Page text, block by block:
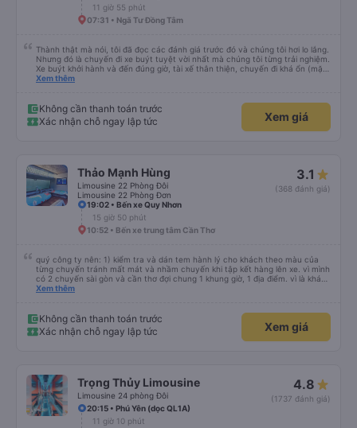
11 giờ 55 phút
07:31 • Ngã Tư Đồng Tâm
Thành thật mà nói, tôi đã đọc các đánh giá trước đó và chúng tôi hơi lo lắng.
Nhưng đó là chuyến đi xe buýt tuyệt vời nhất mà chúng tôi từng trải nghiệm.
Xe buýt khởi hành và đến đúng giờ, tài xế thân thiện, chuyến đi khá ổn (mặc
dù vẫn hơi xóc, nhưng đó là đặc trưng của Việt Nam ^^), và chỗ ngồi thoải
Xem thêm
Không cần thanh toán trước
Xác nhận chỗ ngay lập tức
Xem giá
Thảo Mạnh Hùng
Limousine 22 Phòng Đôi
Limousine 22 Phòng Đơn
3.1
(368 đánh giá)
19:02 • Bến xe Quy Nhơn
15 giờ 50 phút
10:52 • Bến xe trung tâm Cần Thơ
quý công ty nên: 1) kiểm tra và dán tem hành lý cho khách theo màu của
từng chuyến tránh mất mát và nhầm chuyến khi tập kết hàng lên xe. vì mình
có 2 chuyến sài gòn và cần thơ đợi chung 1 khung giờ, 1 địa điểm. vì là khách
thân thiết của quý công ty nên rất hài lòng và tin tưởng. tuy nhiên rất mong
thì chắc chắn quy công ty là nhà xe được yêu thích và lựa chọn số 1 quy
nhơn. rất cảm ơn quý anh chị em cty cũng như chị Thảo đã lắng nghe và
tiếp nhận. " khách hàng thân thiết nhiều năm của nhà xe từ thời sinh viên"
Xem thêm
Không cần thanh toán trước
Xác nhận chỗ ngay lập tức
Xem giá
Trọng Thủy Limousine
Limousine 24 phòng Đôi
4.8
(1737 đánh giá)
20:15 • Phú Yên (dọc QL1A)
11 giờ 10 phút